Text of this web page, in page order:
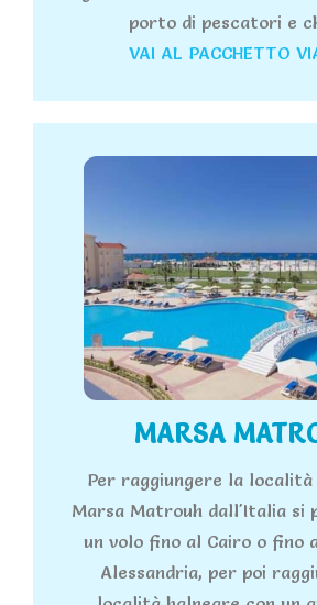
porto di pescatori e
VAI AL PACCHETTO
MARSA
Per raggiungere la località
Marsa Matrouh dall'Italia si
un volo fino al Cairo o fino
Alessandria, per poi